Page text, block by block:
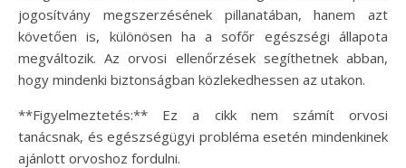
jogosítvány megszerzésének pillanatában, hanem azt
követően is, különösen ha a sofőr egészségi állapota
megváltozik. Az orvosi ellenőrzések segíthetnek abban,
hogy mindenki biztonságban közlekedhessen az utakon.
**Figyelmeztetés:** Ez a cikk nem számít orvosi
tanácsnak, és egészségügyi probléma esetén mindenkinek
ajánlott orvoshoz fordulni.